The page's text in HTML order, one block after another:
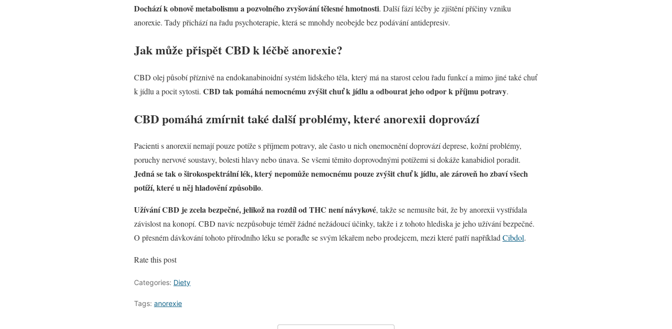
Dochází k obnově metabolismu a pozvolného zvyšování tělesné hmotnosti. Další fází léčby je zjištění příčiny vzniku
anorexie. Tady přichází na řadu psychoterapie, která se mnohdy neobejde bez podávání antidepresiv.
Jak může přispět CBD k léčbě anorexie?
CBD olej působí příznivě na endokanabinoidní systém lidského těla, který má na starost celou řadu funkcí a mimo jiné také chuť
k jídlu a pocit sytosti. CBD tak pomáhá nemocnému zvýšit chuť k jídlu a odbourat jeho odpor k příjmu potravy.
CBD pomáhá zmírnit také další problémy, které anorexii doprovází
Pacienti s anorexií nemají pouze potíže s příjmem potravy, ale často u nich onemocnění doprovází deprese, kožní problémy,
poruchy nervové soustavy, bolesti hlavy nebo únava. Se všemi těmito doprovodnými potížemi si dokáže kanabidiol poradit.
Jedná se tak o širokospektrální lék, který nepomůže nemocnému pouze zvýšit chuť k jídlu, ale zároveň ho zbaví všech
potíží, které u něj hladovění způsobilo.
Užívání CBD je zcela bezpečné, jelikož na rozdíl od THC není návykové, takže se nemusíte bát, že by anorexii vystřídala
závislost na konopí. CBD navíc nezpůsobuje téměř žádné nežádoucí účinky, takže i z tohoto hlediska je jeho užívání bezpečné.
O přesném dávkování tohoto přírodního léku se poraďte se svým lékařem nebo prodejcem, mezi které patří napříkladCibdol.
Rate this post
Categories: Diety
Tags: anorexie